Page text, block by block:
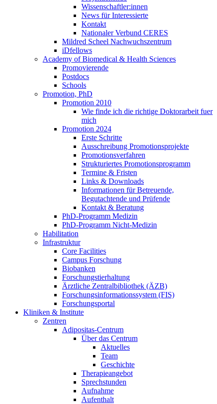
Wissenschaftler:innen
News für Interessierte
Kontakt
Nationaler Verbund CERES
Mildred Scheel Nachwuchszentrum
iDfellows
Academy of Biomedical & Health Sciences
Promovierende
Postdocs
Schools
Promotion, PhD
Promotion 2010
Wie finde ich die richtige Doktorarbeit fuer
mich
Promotion 2024
Erste Schritte
Ausschreibung Promotionsprojekte
Promotionsverfahren
Strukturiertes Promotionsprogramm
Termine & Fristen
Links & Downloads
Informationen für Betreuende,
Begutachtende und Prüfende
Kontakt & Beratung
PhD-Programm Medizin
PhD-Programm Nicht-Medizin
Habilitation
Infrastruktur
Core Facilities
Campus Forschung
Biobanken
Forschungstierhaltung
Ärztliche Zentralbibliothek (ÄZB)
Forschungsinformationssystem (FIS)
Forschungsportal
Kliniken & Institute
Zentren
Adipositas-Centrum
Über das Centrum
Aktuelles
Team
Geschichte
Therapieangebot
Sprechstunden
Aufnahme
Aufenthalt